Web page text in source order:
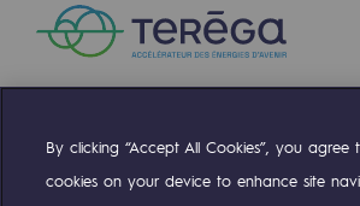
Compte Twitter
Compte
By clicking “Accept All Cookies”, you
cookies on your device to enhance site